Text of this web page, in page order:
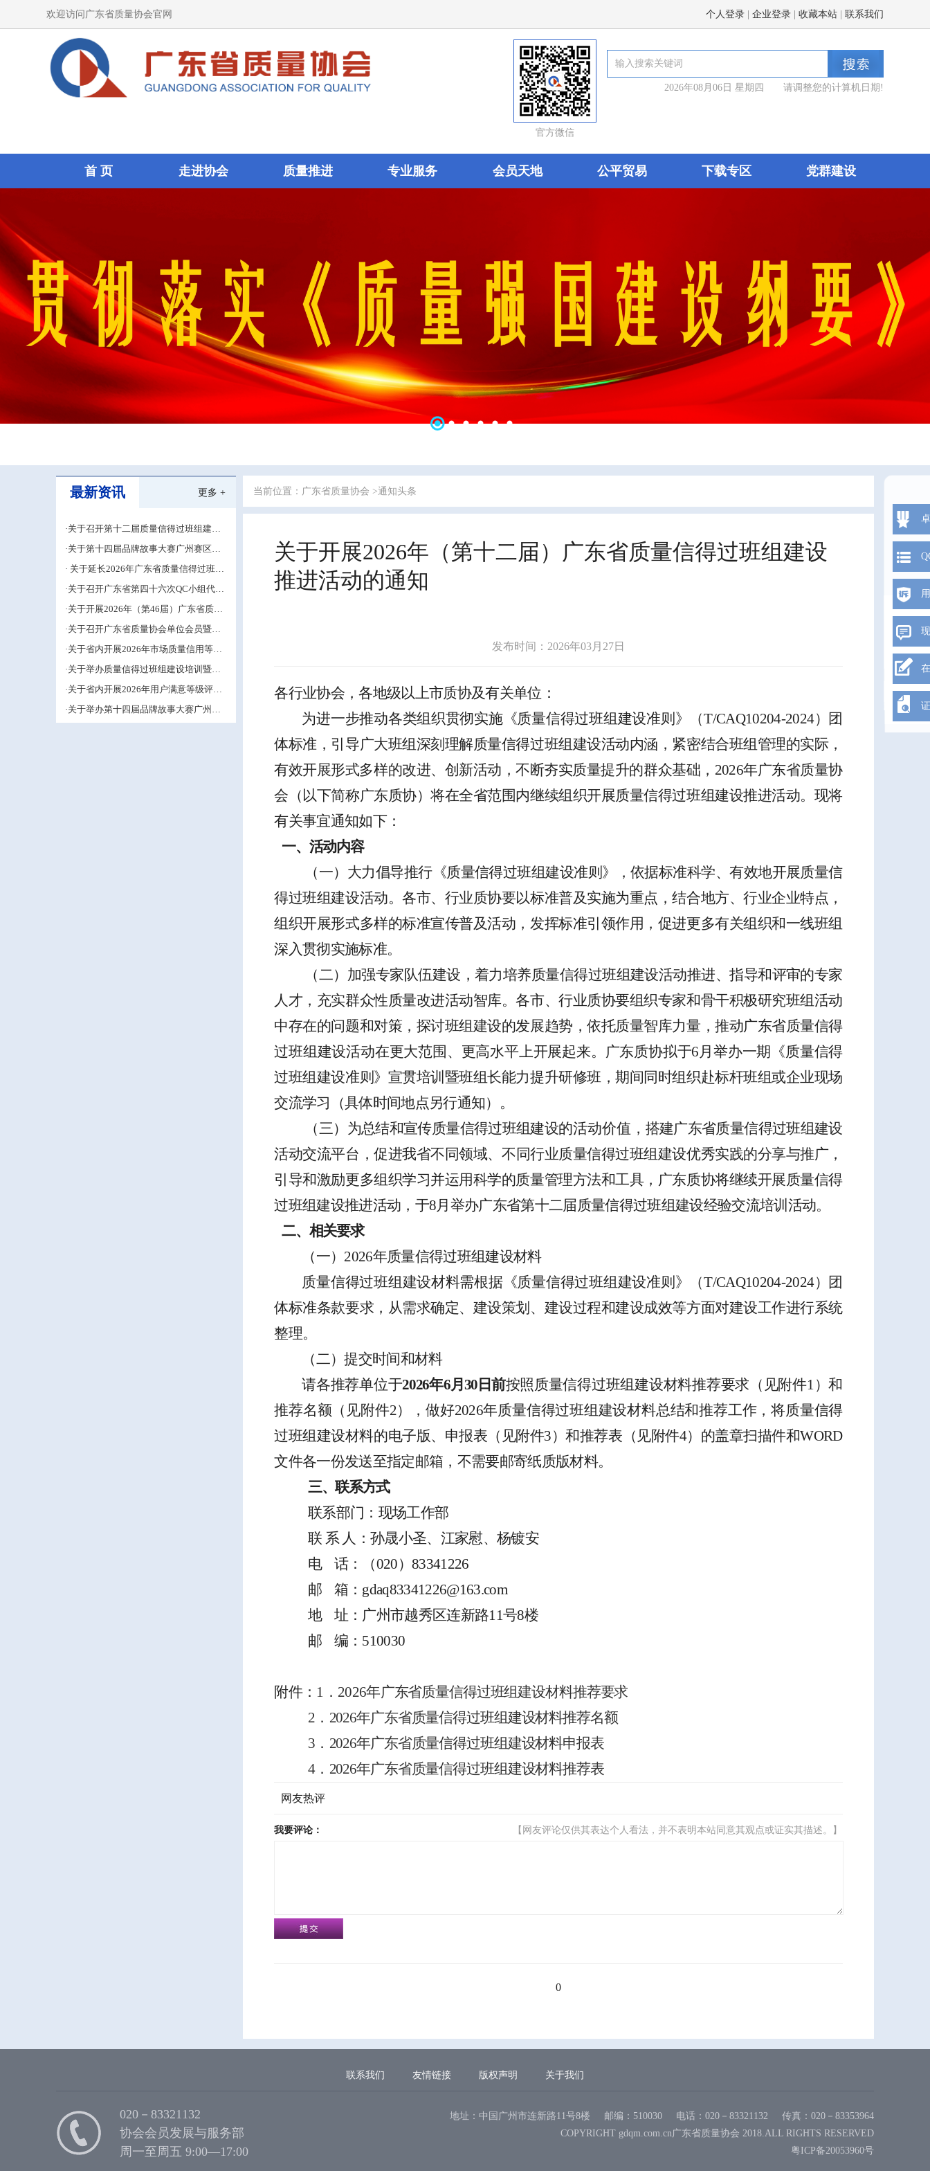
欢迎访问广东省质量协会官网 个人登录| 企业登录| 收藏本站| 联系我们
官方微信
2026年08月06日 星期四 请调整您的计算机日期!
首 页 走进协会 质量推进 专业服务 会员天地 公平贸易 下载专区 党群建设
最新资讯 更多 +
·关于召开第十二届质量信得过班组建设
经验交流大会的通知
·关于第十四届品牌故事大赛广州赛区的
补充通知
· 关于延长2026年广东省质量信得过班组
建设材料申报期限的通知
·关于召开广东省第四十六次QC小组代表
大会成果交流培训活动的通知
·关于开展2026年（第46届）广东省质量
管理小组活动推进工作的预通知
·关于召开广东省质量协会单位会员暨第
五届中小企业QC小组成果交流培训活动
的补充通知
·关于省内开展2026年市场质量信用等级
评价工作的通知
·关于举办质量信得过班组建设培训暨班
组长能力提升研修班的通知
·关于省内开展2026年用户满意等级评价
工作的通知
·关于举办第十四届品牌故事大赛广州赛
区的通知
当前位置： 广东省质量协会 >通知头条
关于开展2026年（第十二届）广东省质量信得过班组建设
推进活动的通知
发布时间：2026年03月27日
各行业协会，各地级以上市质协及有关单位：
为进一步推动各类组织贯彻实施《质量信得过班组建设准则》 （T/CAQ10204-2024）
团
体标准，引导广大班组深刻理解质量信得过班组建设活动内涵，紧密结合班组管理的实际，
有效开展形式多样的改进、创新活动，不断夯实质量提升的群众基础， 2026年广东省质量协
会（以下简称广东质协）将在全省范围内继续组织开展质量信得过班组建设推进活动。现将
有关事宜通知如下：
一、活动内容
（一） 大力倡导推行《质量信得过班组建设准则》 ， 依据标准科学、有效地开展质量信
得过班组建设活动。各市、行业质协要以标准普及实施为重点 ，结合地方、行业企业特点，
组织开展形式多样的标准宣传普及活动，发挥标准引领作用，促进更多有关组织和一线班组
深入贯彻实施标准。
（二） 加强专家队伍建设 ， 着力培养质量信得过班组建设活动推进、指导和评审的专家
人才， 充实群众性质量改进活动智库。各市、行业质协要组织专家和骨干积极研究班组活动
中存在的问题和对策，探讨班组建设的发展趋势，依托质量智库力量，推动广东省质量信得
过班组建设活动在更大范围、更高水平上开展起来。
广东质协拟于6月举办一期 《质量信得
过班组建设准则》宣贯培训 暨班组长能力提升研修班，期间同时组织赴标杆班组或企业现场
交流学习
（具体时间地点另行通知）。
（三） 为总结和宣传质量信得过班组建设的活动价值 ，搭建广东省质量信得过班组建设
活动交流平台 ，促进我省不同领域、不同行业质量信得过班组建设优秀实践的分享与推广，
引导和激励更多组织学习并运用科学的质量管理方法和工具， 广东质协将继续开展质量信得
过班组建设推进活动， 于8月举办广东省第十二届质量信得过班组建设经验交流培训活动。
二、相关要求
（一） 2026年质量信得过班组建设材料
质量信得过班组建设材料需根据《质量信得过班组建设准则》
（T/CAQ10204-2024）
团
体标准条款要求，从需求确定、建设策划、建设过程和建设成效等方面对建设工作进行系统
整理。
（二）提交时间和材料
请各推荐单位于2026年6月 30 日前按照质量信得过班组建设材料推荐要求 （ 见附件1）和
推荐名额（见附件2） ，做好2026年质量信得过班组建设材料总结和推荐工作，将质量信得
过班组建设材料的电子版、 申报表 （ 见附件3）和推荐表 （ 见附件4） 的盖章扫描件和WORD
文件各一份发送至指定邮箱 ， 不需要邮寄纸质版材料。
三、联系方式
联系部门：现场工作部
联 系 人： 孙晟小圣、 江家慰、杨镀安
电
话： （020）83341226
邮
箱： gdaq83341226@163.com
地
址：广州市越秀区连新路11号8楼
邮
编： 510030
附件： 1． 2026年广东省质量信得过班组建设材料推荐要求
2． 2026年广东省质量信得过班组建设材料推荐名额
3． 2026年广东省质量信得过班组建设材料申报表
4． 2026年广东省质量信得过班组建设材料推荐表
网友热评
我要评论： 【网友评论仅供其表达个人看法，并不表明本站同意其观点或证实其描述。】
0
联系我们 友情链接 版权声明 关于我们
020－83321132
协会会员发展与服务部
周一至周五 9:00—17:00
地址：中国广州市连新路11号8楼 邮编：510030 电话：020－83321132
传真：020－83353964
COPYRIGHT gdqm.com.cn广东省质量协会 2018.ALL RIGHTS RESERVED
粤ICP备20053960号